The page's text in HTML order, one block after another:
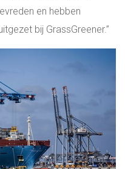
en hebben
bij GrassGreener.”